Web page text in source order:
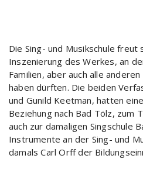
Die Sing- und Musikschule freut
Inszenierung des Werkes, an
Familien, aber auch alle
haben dürften. Die beiden
und Gunild Keetman, hatten
Beziehung nach Bad Tölz, zum
auch zur damaligen Singschule
Instrumente an der Sing- und
damals Carl Orff der